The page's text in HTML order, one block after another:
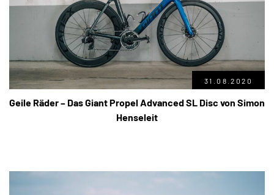
31.08.2020
Geile Räder – Das Giant Propel Advanced SL Disc von Simon
Henseleit